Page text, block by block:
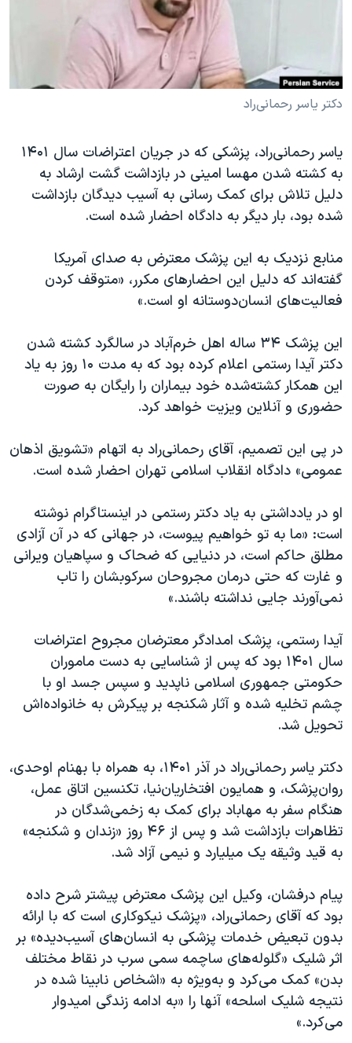
اقتصادی
علم و فناوری
گالری عکس
آرشیو پخش زنده
انتخابات ریاست جمهوری آمریکا ۲۰۲۴
حمله جمهوری اسلامی به اسرائیل
رمز مهسا
اعتراضات زن، زندگی، آزادی
مجموعه مستندهای دادخواهی
تریبونال مردمی آبان ۹۸
چهل سال گروگان‌گیری
قانون شفافیت دارائی کادر رهبری ایران
اسرائیل در جنگ
نرگس محمدی برنده جایزه نوبل صلح
همایش محافظه‌کاران آمریکا «سی‌پک»
سفر پرزیدنت ترامپ به چین
دکتر یاسر رحمانی‌راد
یاسر رحمانی‌راد، پزشکی که در جریان اعتراضات سال ۱۴۰۱
به کشته شدن مهسا امینی در بازداشت گشت ارشاد به
دلیل تلاش برای کمک رسانی به آسیب دیدگان بازداشت
شده بود، بار دیگر به دادگاه احضار شده است.
منابع نزدیک به این پزشک معترض به صدای آمریکا
گفته‌اند که دلیل این احضارهای مکرر، «متوقف کردن
فعالیت‌های انسان‌دوستانه او است.»
این پزشک ۳۴ ساله اهل خرم‌آباد در سالگرد کشته شدن
دکتر آیدا رستمی اعلام کرده بود که به مدت ۱۰ روز به یاد
این همکار کشته‌شده خود بیماران را رایگان به صورت
حضوری و آنلاین ویزیت خواهد کرد.
در پی این تصمیم، آقای رحمانی‌راد به اتهام «تشویق اذهان
عمومی» دادگاه انقلاب اسلامی تهران احضار شده است.
او در یادداشتی به یاد دکتر رستمی در اینستاگرام نوشته
است: «ما به تو خواهیم پیوست، در جهانی که در آن آزادی
مطلق حاکم است، در دنیایی که ضحاک و سپاهیان ویرانی
و غارت که حتی درمان مجروحان سرکوبشان را تاب
نمی‌آورند جایی نداشته باشند.»
آیدا رستمی، پزشک امدادگر معترضان مجروح اعتراضات
سال ۱۴۰۱ بود که پس از شناسایی به دست ماموران
حکومتی جمهوری اسلامی ناپدید و سپس جسد او با
چشم تخلیه شده و آثار شکنجه بر پیکرش به خانواده‌اش
تحویل شد.
دکتر یاسر رحمانی‌راد در آذر ۱۴۰۱، به همراه با بهنام اوحدی،
روان‌پزشک، و همایون افتخاریان‌نیا، تکنسین اتاق عمل،
هنگام سفر به مهاباد برای کمک به زخمی‌شدگان در
تظاهرات بازداشت شد و پس از ۴۶ روز «زندان و شکنجه»
به قید وثیقه یک میلیارد و نیمی آزاد شد.
پیام درفشان، وکیل این پزشک معترض پیشتر شرح داده
بود که آقای رحمانی‌راد، «پزشک نیکوکاری است که با ارائه
بدون تبعیض خدمات پزشکی به انسان‌های آسیب‌دیده» بر
اثر شلیک «گلوله‌های ساچمه سمی سرب در نقاط مختلف
بدن» کمک می‌کرد و به‌ویژه به «اشخاص نابینا شده در
نتیجه شلیک اسلحه» آنها را «به ادامه زندگی امیدوار
می‌کرد.»